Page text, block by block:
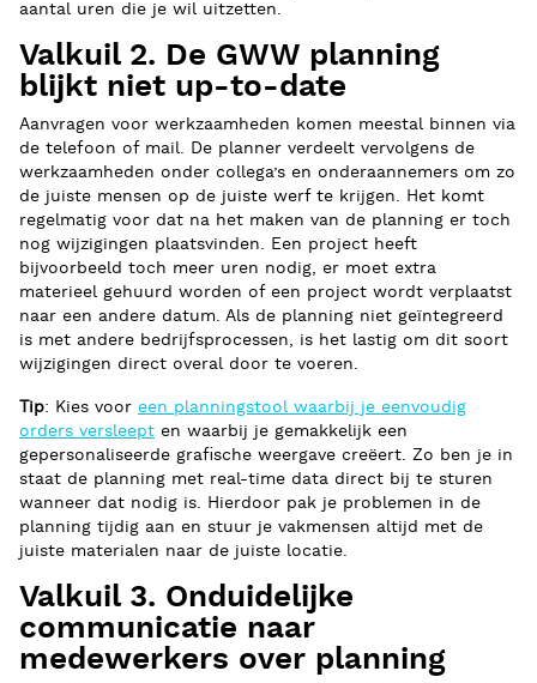
aantal uren die je wil uitzetten.
Valkuil 2. De GWW planning
blijkt niet up-to-date
Aanvragen voor werkzaamheden komen meestal binnen via
de telefoon of mail. De planner verdeelt vervolgens de
werkzaamheden onder collega’s en onderaannemers om zo
de juiste mensen op de juiste werf te krijgen. Het komt
regelmatig voor dat na het maken van de planning er toch
nog wijzigingen plaatsvinden. Een project heeft
bijvoorbeeld toch meer uren nodig, er moet extra
materieel gehuurd worden of een project wordt verplaatst
naar een andere datum. Als de planning niet geïntegreerd
is met andere bedrijfsprocessen, is het lastig om dit soort
wijzigingen direct overal door te voeren.
Tip: Kies voor een planningstool waarbij je eenvoudig
orders versleept en waarbij je gemakkelijk een
gepersonaliseerde grafische weergave creëert. Zo ben je in
staat de planning met real-time data direct bij te sturen
wanneer dat nodig is. Hierdoor pak je problemen in de
planning tijdig aan en stuur je vakmensen altijd met de
juiste materialen naar de juiste locatie.
Valkuil 3. Onduidelijke
communicatie naar
medewerkers over planning